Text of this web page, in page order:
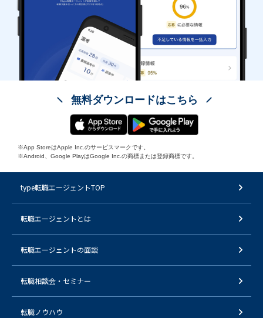
無料ダウンロードはこちら
※App StoreはApple Inc.のサービスマークです。
※Android、Google PlayはGoogle Inc.の商標または登録商標です。
type転職エージェントTOP
転職エージェントとは
転職エージェントの面談
転職相談会・セミナー
転職ノウハウ